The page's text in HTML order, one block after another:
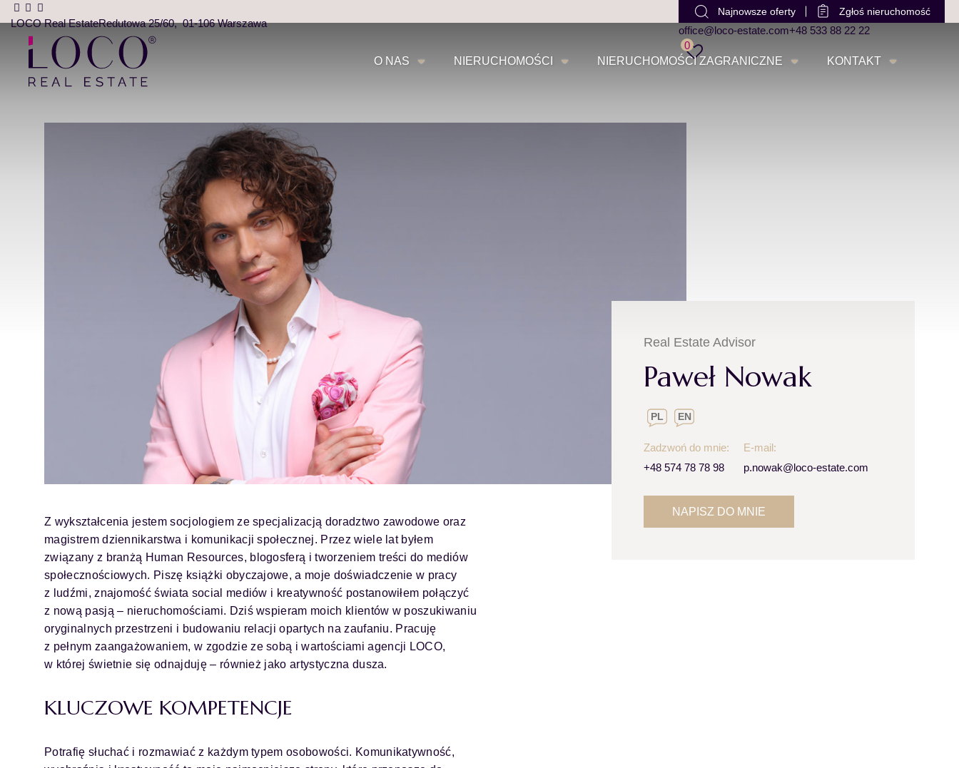
LOCO Real EstateRedutowa 25/60 01-106 Warszawa
Najnowsze oferty Zgłoś nieruchomość
office@loco-estate.com+48 533 88 22 22
0
O NAS
NIERUCHOMOŚCI NIERUCHOMOŚCI ZAGRANICZNE KONTAKT
Real Estate Advisor
Paweł Nowak
PL EN
Zadzwoń do mnie:
+48 574 78 78 98
E-mail:
p.nowak@loco-estate.com
NAPISZ DO MNIE
Z wykształcenia jestem socjologiem ze specjalizacją doradztwo zawodowe oraz
magistrem dziennikarstwa i komunikacji społecznej. Przez wiele lat byłem
związany z branżą Human Resources, blogosferą i tworzeniem treści do mediów
społecznościowych. Piszę książki obyczajowe, a moje doświadczenie w pracy
z ludźmi, znajomość świata social mediów i kreatywność postanowiłem połączyć
z nową pasją – nieruchomościami. Dziś wspieram moich klientów w poszukiwaniu
oryginalnych przestrzeni i budowaniu relacji opartych na zaufaniu. Pracuję
z pełnym zaangażowaniem, w zgodzie ze sobą i wartościami agencji LOCO,
w której świetnie się odnajduję – również jako artystyczna dusza.
KLUCZOWE KOMPETENCJE
Potrafię słuchać i rozmawiać z każdym typem osobowości. Komunikatywność,